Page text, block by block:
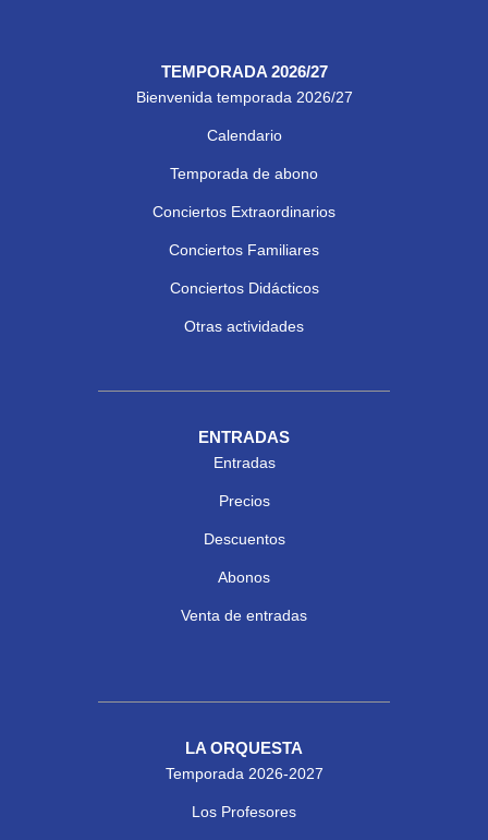
TEMPORADA 2026/27
Bienvenida temporada 2026/27
Calendario
Temporada de abono
Conciertos Extraordinarios
Conciertos Familiares
Conciertos Didácticos
Otras actividades
ENTRADAS
Entradas
Precios
Descuentos
Abonos
Venta de entradas
LA ORQUESTA
Temporada 2026-2027
Los Profesores